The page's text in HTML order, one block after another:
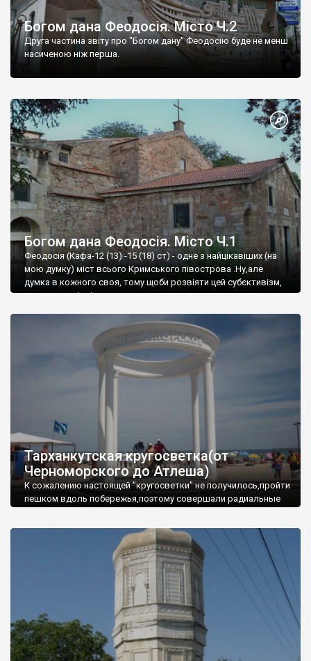
Богом дана Феодосія. Місто Ч.2
Друга частина звіту про "Богом дану" Феодосію буде не менш
насиченою ніж перша.
Богом дана Феодосія. Місто Ч.1
Феодосія (Кафа-12 (13) -15 (18) ст) - одне з найцікавіших (на
мою думку) міст всього Кримського півострова .Ну,але
думка в кожного своя, тому щоби розвіяти цей субєктивізм,
запрошую відвідати це
Тарханкутская кругосветка(от
Черноморского до Атлеша)
К сожалению настоящей "кругосветки" не получилось,пройти
пешком вдоль побережья,поэтому совершали радиальные